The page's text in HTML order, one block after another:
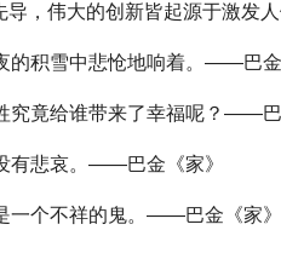
，伟大的创新皆起源于激发人
积雪中悲怆地响着。——巴金
竟给谁带来了幸福呢？——巴
悲哀。——巴金《家》
个不祥的鬼。——巴金《家》